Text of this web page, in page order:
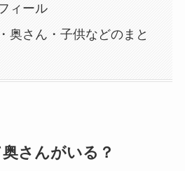
ィール
奥さん・子供などのまと
さんがいる？